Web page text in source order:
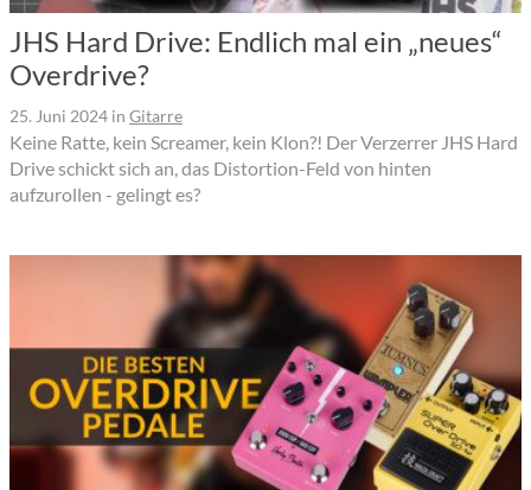
JHS Hard Drive: Endlich mal ein „neues“
Overdrive?
25. Juni 2024 in Gitarre
Keine Ratte, kein Screamer, kein Klon?! Der Verzerrer JHS Hard
Drive schickt sich an, das Distortion-Feld von hinten
aufzurollen - gelingt es?